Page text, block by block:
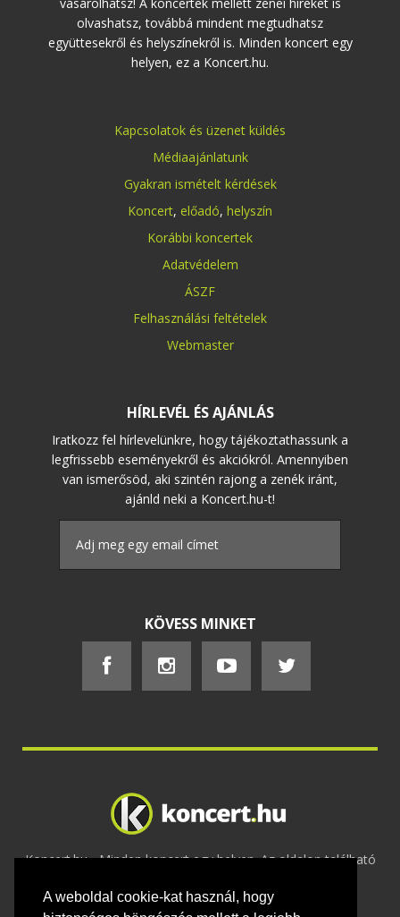
A weboldal cookie-kat használ, hogy
olvashatsz, továbbá mindent megtudhatsz
együttesekről és helyszínekről is. Minden koncert egy
helyen, ez a Koncert.hu.
Kapcsolatok és üzenet küldés
Médiaajánlatunk
Gyakran ismételt kérdések
Koncert, előadó, helyszín
Korábbi koncertek
Adatvédelem
ÁSZF
Felhasználási feltételek
Webmaster
HÍRLEVÉL ÉS AJÁNLÁS
Iratkozz fel hírlevelünkre, hogy tájékoztathassunk a
legfrissebb eseményekről és akciókról. Amennyiben
van ismerősöd, aki szintén rajong a zenék iránt,
ajánld neki a Koncert.hu-t!
KÖVESS MINKET
Koncert.hu - Minden koncert egy helyen. Az oldalon található
2020 Adatvédelem-ÁSZF-Felhasználási